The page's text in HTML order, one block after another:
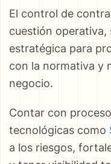
El control de
cuestión operativa,
estratégica para
con la normativa y
negocio.
Contar con
tecnológicas como
a los riesgos,